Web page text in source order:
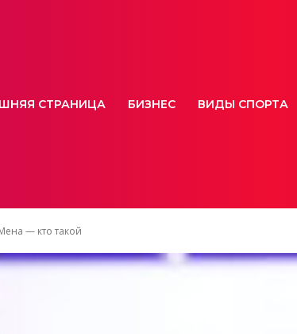
СТРАНИЦА БИЗНЕС ВИДЫ СПОРТА
— кто такой